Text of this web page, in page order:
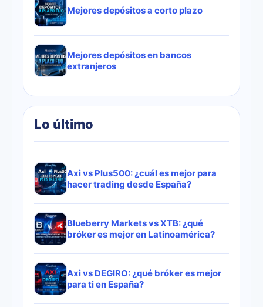
Mejores depósitos a corto plazo
Mejores depósitos en bancos
extranjeros
Lo último
Axi vs Plus500: ¿cuál es mejor para
hacer trading desde España?
Blueberry Markets vs XTB: ¿qué
bróker es mejor en Latinoamérica?
Axi vs DEGIRO: ¿qué bróker es mejor
para ti en España?